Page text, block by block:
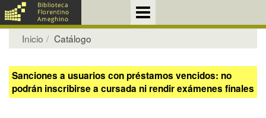
Inicio Catálogo
Sanciones a usuarios con préstamos vencidos: no
podrán inscribirse a cursada ni rendir exámenes finales